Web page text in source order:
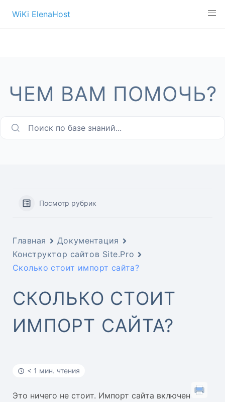
WiKi ElenaHost
ЧЕМ ВАМ ПОМОЧЬ?
Поиск по базе знаний...
Посмотр рубрик
Главная
Документация
Конструктор сайтов Site.Pro
Сколько стоит импорт сайта?
СКОЛЬКО СТОИТ
ИМПОРТ САЙТА?
< 1 мин. чтения
Это ничего не стоит. Импорт сайта включен